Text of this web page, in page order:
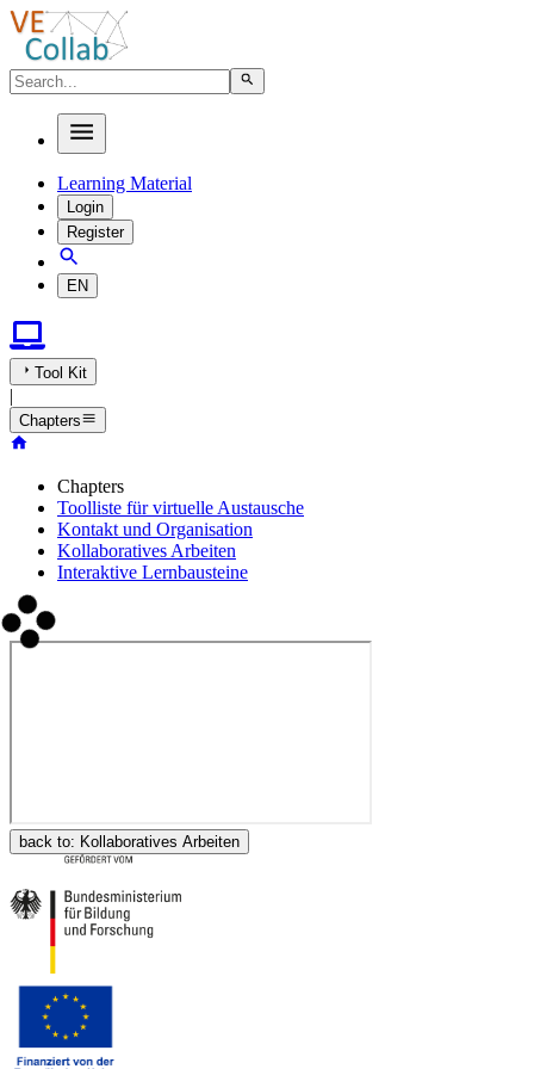
Learning Material
Login
Register
EN
Tool Kit
|
Chapters
Chapters
Toolliste für virtuelle Austausche
Kontakt und Organisation
Kollaboratives Arbeiten
Interaktive Lernbausteine
back to: Kollaboratives Arbeiten